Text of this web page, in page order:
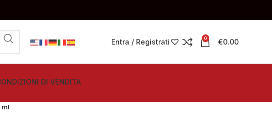
Entra / Registrati 0 €0.00
DI VENDITA